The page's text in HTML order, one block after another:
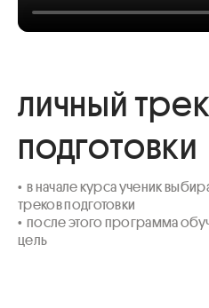
личный трек
подготовки
•  в начале курса ученик
треков подготовки
•  после этого программа
цель